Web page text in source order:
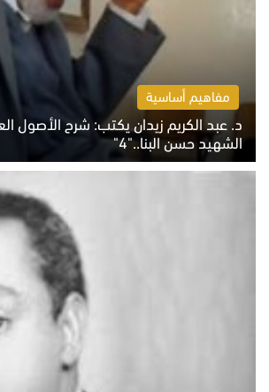
مفاهيم أساسية
د. عبد الكريم زيدان يكتب: شرح الأصول
الشهيد حسن البنا.."4"
الخميس 6 أغسطس 2026 10:27 ص